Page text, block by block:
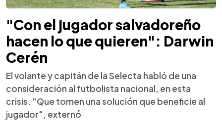
"Con el jugador salvadoreño
hacen lo que quieren": Darwin
Cerén
El volante y capitán de la Selecta habló de una
consideración al futbolista nacional, en esta
crisis. "Que tomen una solución que beneficie al
jugador", externó